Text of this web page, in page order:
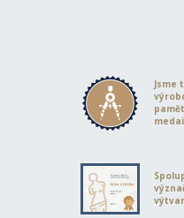
Jsme